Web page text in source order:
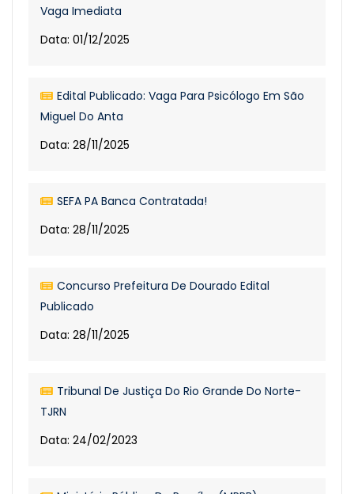
Vaga Imediata
Data: 01/12/2025
Edital Publicado: Vaga Para Psicólogo Em São
Miguel Do Anta
Data: 28/11/2025
SEFA PA Banca Contratada!
Data: 28/11/2025
Concurso Prefeitura De Dourado Edital
Publicado
Data: 28/11/2025
Tribunal De Justiça Do Rio Grande Do Norte-
TJRN
Data: 24/02/2023